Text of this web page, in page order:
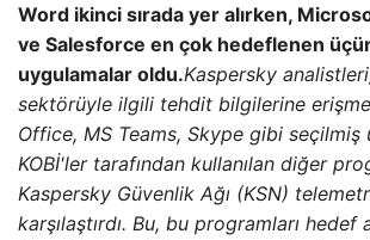
Word ikinci sırada yer alırken,
ve Salesforce en çok hedeflenen
uygulamalar oldu.Kaspersky
sektörüyle ilgili tehdit bilgilerine
Office, MS Teams, Skype gibi seçilmiş
KOBİ'ler tarafından kullanılan diğer
Kaspersky Güvenlik Ağı (KSN)
karşılaştırdı. Bu, bu programları hedef